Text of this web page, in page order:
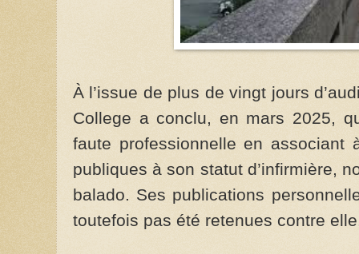
À l’issue de plus de vingt jours
College a conclu, en mars 2025,
faute professionnelle en associant
publiques à son statut d’infirmière,
balado. Ses publications
toutefois pas été retenues contre